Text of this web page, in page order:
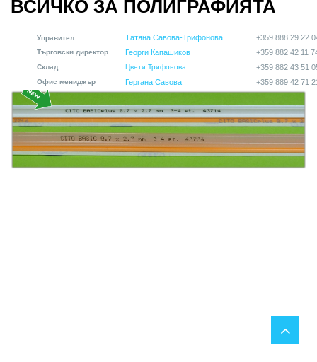
ВСИЧКО ЗА ПОЛИГРАФИЯТА
Управител Татяна Савова-Трифонова +359 888 29 22
Търговски директор Георги Капашиков +359 882 42 11
Склад Цвети Трифонова +359 882 43 51
Офис мениджър Гергана Савова +359 889 42 71